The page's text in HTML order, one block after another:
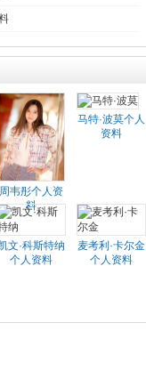
周韦彤个人资
料
马特·波莫个人
资料
文·科斯特纳
个人资料
麦考利·卡尔金
个人资料